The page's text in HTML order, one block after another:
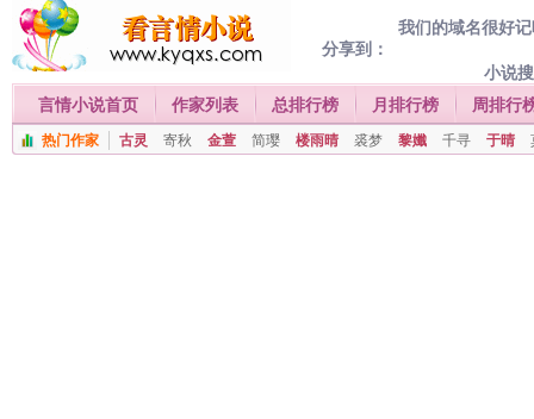
我们的域名很好
分享到：
小说
言情小说首页
作家列表 总排行榜 月排行榜 周排行
热门作家 古灵 寄秋 金萱 简璎 楼雨晴 裘梦 黎孅 千寻 于晴